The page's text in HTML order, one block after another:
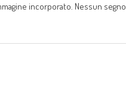
incorporato. Nessun segno